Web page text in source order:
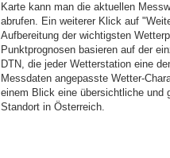
Karte kann man die aktuellen
abrufen. Ein weiterer Klick auf
Aufbereitung der wichtigsten
Punktprognosen basieren auf der
DTN, die jeder Wetterstation eine
Messdaten angepasste Wetter-
einem Blick eine übersichtliche und
Standort in Österreich.